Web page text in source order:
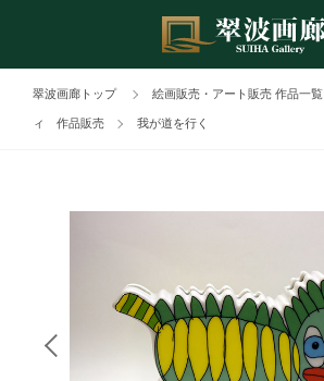
翠波画廊トップ 絵画販売・アート販売 作品一覧
ィ 作品販売 我が道を行く